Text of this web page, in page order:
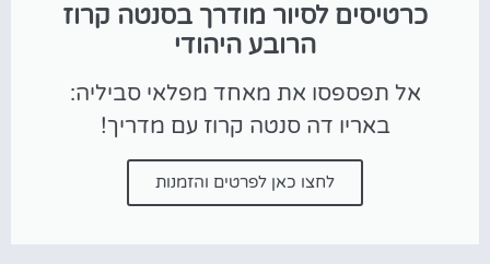
כרטיסים לסיור מודרך בסנטה קרוז
הרובע היהודי
אל תפספסו את מאחד מפלאי סביליה:
באריו דה סנטה קרוז עם מדריך!
לחצו כאן לפרטים והזמנות